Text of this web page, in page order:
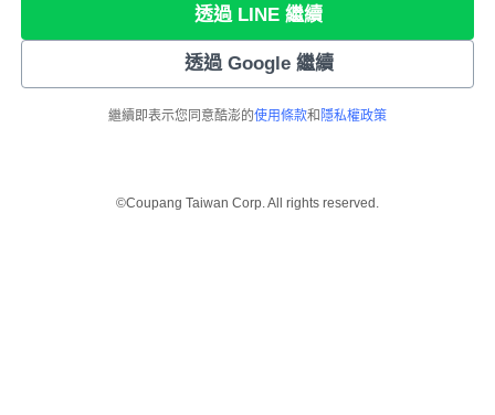
透過 LINE 繼續
透過 Google 繼續
繼續即表示您同意酷澎的使用條款和 隱私權政策
©Coupang Taiwan Corp. All rights reserved.